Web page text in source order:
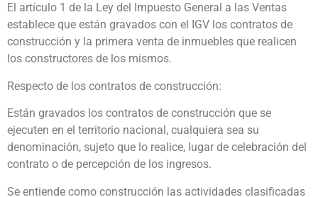
El artículo 1 de la Ley del Impuesto General a las Ventas
establece que están gravados con el IGV los contratos de
construcción y la primera venta de inmuebles que realicen
los constructores de los mismos.
Respecto de los contratos de construcción:
Están gravados los contratos de construcción que se
ejecuten en el territorio nacional, cualquiera sea su
denominación, sujeto que lo realice, lugar de celebración del
contrato o de percepción de los ingresos.
Se entiende como construcción las actividades clasificadas